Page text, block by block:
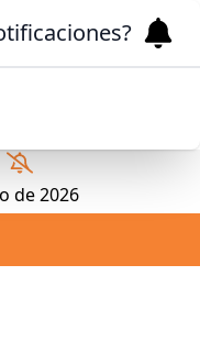
de 2026